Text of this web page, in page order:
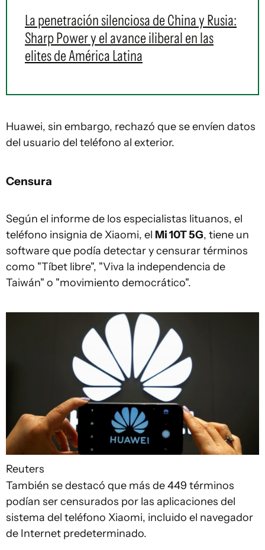
La penetración silenciosa de China y Rusia:
Sharp Power y el avance iliberal en las
elites de América Latina
Huawei, sin embargo, rechazó que se envíen datos
del usuario del teléfono al exterior.
Censura
Según el informe de los especialistas lituanos, el
teléfono insignia de Xiaomi, el Mi 10T 5G, tiene un
software que podía detectar y censurar términos
como "Tíbet libre", "Viva la independencia de
Taiwán" o "movimiento democrático".
Reuters
También se destacó que más de 449 términos
podían ser censurados por las aplicaciones del
sistema del teléfono Xiaomi, incluido el navegador
de Internet predeterminado.